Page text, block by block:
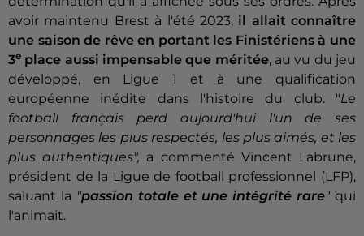
avoir maintenu Brest à l'été 2023, il allait connaître
une saison de rêve en portant les Finistériens à une
3e place aussi impensable que méritée, au vu du jeu
développé, en Ligue 1 et à une qualification
européenne inédite dans l'histoire du club. "Le
football français perd aujourd'hui l'un de ses
personnages les plus respectés, les plus aimés, et les
plus authentiques", a commenté Vincent Labrune,
président de la Ligue de football professionnel (LFP),
saluant la "passion totale et une intégrité rare" qui
l'animait.